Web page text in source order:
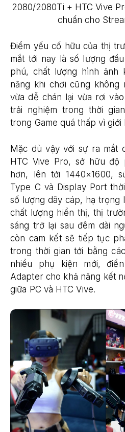
2080/2080Ti + HTC Vive
chuẩn cho
Điểm yếu cố hữu của thị
mắt tới nay là số lượng
phú, chất lượng hình ảnh
năng khi chơi cũng không
vừa dễ chán lại vừa rơi
trải nghiệm trong thời
trong Game quá thấp vì giới
Mặc dù vậy với sự ra mắt
HTC Vive Pro, sở hữu độ
hơn, lên tới 1440×1600,
Type C và Display Port
số lượng dây cáp, hạ trọng
chất lượng hiển thị, thị
sáng trở lại sau đêm dài
còn cam kết sẽ tiếp tục
trong thời gian tới bằng
nhiều phụ kiện mới,
Adapter cho khả năng kết
giữa PC và HTC Vive.